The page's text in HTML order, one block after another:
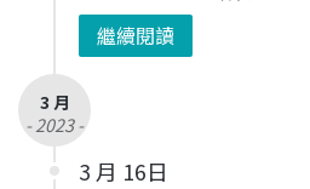
繼續閱讀
3 月
- 2023 -
3 月 16日